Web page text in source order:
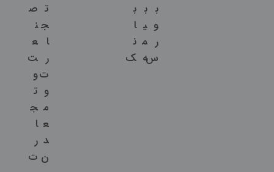
ب
و
ر
س
ب
ی
م
ه
ب
ا
ن
ک
ت
ج
ا
ر
ت
و
م
ع
د
ن
ص
ن
ع
ت
و
ت
ج
ا
ر
ت